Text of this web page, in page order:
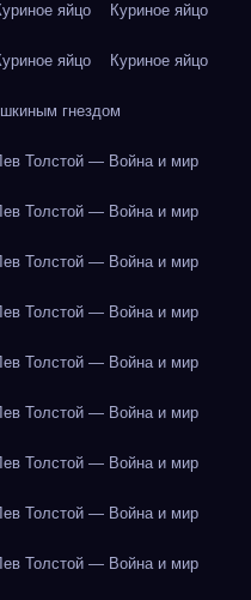
яйцо Куриное яйцо
яйцо Куриное яйцо
гнездом
Толстой — Война и мир
Толстой — Война и мир
Толстой — Война и мир
Толстой — Война и мир
Толстой — Война и мир
Толстой — Война и мир
Толстой — Война и мир
Толстой — Война и мир
Толстой — Война и мир